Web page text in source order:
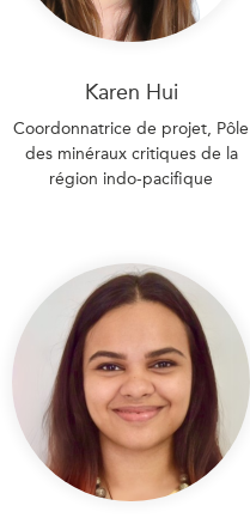
Karen Hui
Coordonnatrice de projet, Pôle
des minéraux critiques de la
région indo-pacifique